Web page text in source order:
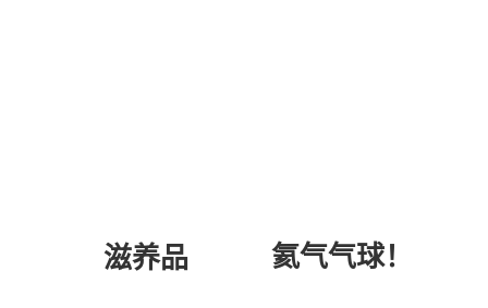
滋养品 氦气气球！